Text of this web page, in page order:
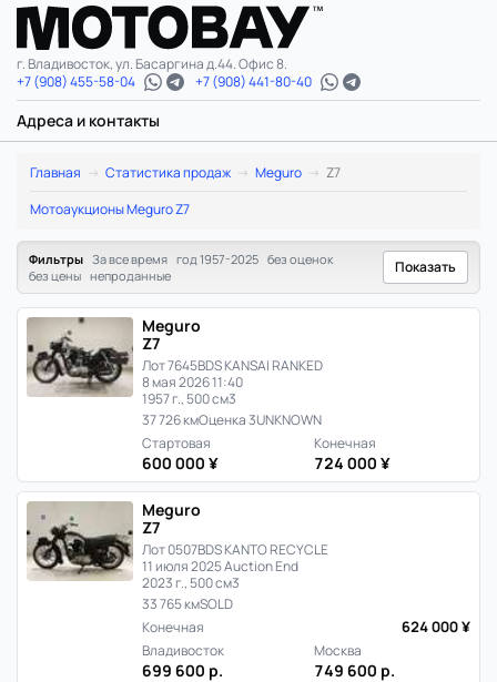
г. Владивосток, ул. Басаргина д.44. Офис 8.
+7 (908) 455-58-04
+7 (908) 441-80-40
Адреса и контакты
Meguro
Z7:
статистика
цен
и
продаж
Японии
Главная Статистика продаж Meguro
Z7
Мотоаукционы Meguro Z7
Фильтры За все время год 1957-2025 без оценок
без цены непроданные Показать
Meguro
Z7
Лот 7645BDS KANSAI RANKED
8 мая 2026 11:40
1957 г., 500 см3
37 726 кмОценка 3UNKNOWN
Стартовая
600 000 ¥
Конечная
724 000 ¥
Meguro
Z7
Лот 0507BDS KANTO RECYCLE
11 июля 2025 Auction End
2023 г., 500 см3
33 765 кмSOLD
Конечная
624 000 ¥
Владивосток
699 600 р.
Москва
749 600 р.